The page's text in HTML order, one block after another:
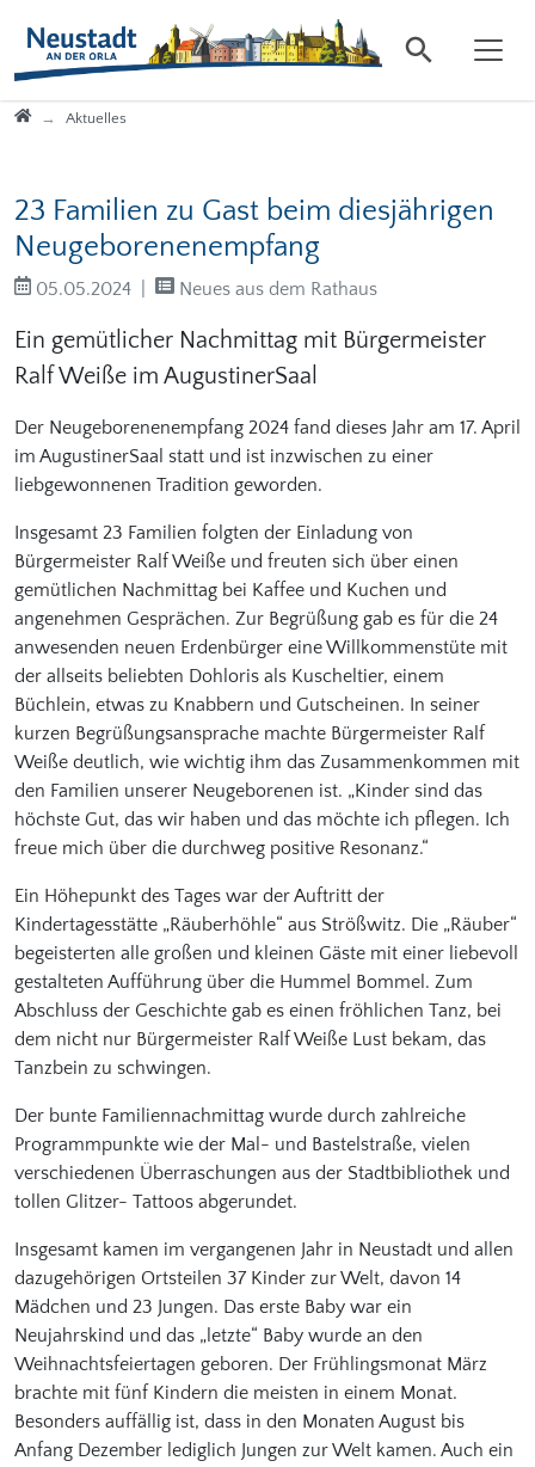
StartseiteAktuelles
23 Familien zu Gast beim diesjährigen
Neugeborenenempfang
05.05.2024 Neues aus dem Rathaus
Ein gemütlicher Nachmittag mit Bürgermeister
Ralf Weiße im AugustinerSaal
Der Neugeborenenempfang 2024 fand dieses Jahr am 17. April
im AugustinerSaal statt und ist inzwischen zu einer
liebgewonnenen Tradition geworden.
Insgesamt 23 Familien folgten der Einladung von
Bürgermeister Ralf Weiße und freuten sich über einen
gemütlichen Nachmittag bei Kaffee und Kuchen und
angenehmen Gesprächen. Zur Begrüßung gab es für die 24
anwesenden neuen Erdenbürger eine Willkommenstüte mit
der allseits beliebten Dohloris als Kuscheltier, einem
Büchlein, etwas zu Knabbern und Gutscheinen. In seiner
kurzen Begrüßungsansprache machte Bürgermeister Ralf
Weiße deutlich, wie wichtig ihm das Zusammenkommen mit
den Familien unserer Neugeborenen ist. „Kinder sind das
höchste Gut, das wir haben und das möchte ich pflegen. Ich
freue mich über die durchweg positive Resonanz.“
Ein Höhepunkt des Tages war der Auftritt der
Kindertagesstätte „Räuberhöhle“ aus Strößwitz. Die „Räuber“
begeisterten alle großen und kleinen Gäste mit einer liebevoll
gestalteten Aufführung über die Hummel Bommel. Zum
Abschluss der Geschichte gab es einen fröhlichen Tanz, bei
dem nicht nur Bürgermeister Ralf Weiße Lust bekam, das
Tanzbein zu schwingen.
Der bunte Familiennachmittag wurde durch zahlreiche
Programmpunkte wie der Mal- und Bastelstraße, vielen
verschiedenen Überraschungen aus der Stadtbibliothek und
tollen Glitzer- Tattoos abgerundet.
Insgesamt kamen im vergangenen Jahr in Neustadt und allen
dazugehörigen Ortsteilen 37 Kinder zur Welt, davon 14
Mädchen und 23 Jungen. Das erste Baby war ein
Neujahrskind und das „letzte“ Baby wurde an den
Weihnachtsfeiertagen geboren. Der Frühlingsmonat März
brachte mit fünf Kindern die meisten in einem Monat.
Besonders auffällig ist, dass in den Monaten August bis
Anfang Dezember lediglich Jungen zur Welt kamen. Auch ein